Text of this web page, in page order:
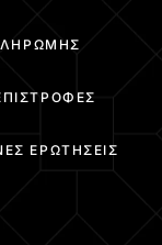
ΕΡΩΤΉΣΕΙΣ